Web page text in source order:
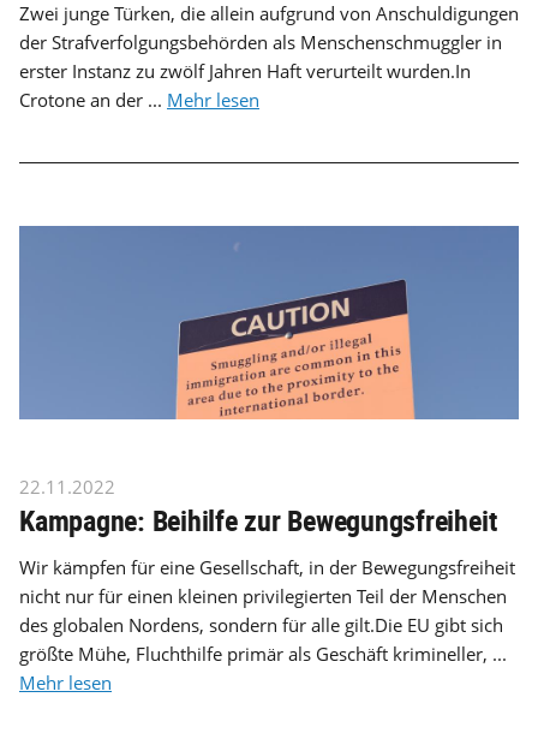
Zwei junge Türken, die allein aufgrund von Anschuldigungen
der Strafverfolgungsbehörden als Menschenschmuggler in
erster Instanz zu zwölf Jahren Haft verurteilt wurden.In
Crotone an der ... Mehr lesen
22.11.2022
Kampagne: Beihilfe zur Bewegungsfreiheit
Wir kämpfen für eine Gesellschaft, in der Bewegungsfreiheit
nicht nur für einen kleinen privilegierten Teil der Menschen
des globalen Nordens, sondern für alle gilt.Die EU gibt sich
größte Mühe, Fluchthilfe primär als Geschäft krimineller, ...
Mehr lesen